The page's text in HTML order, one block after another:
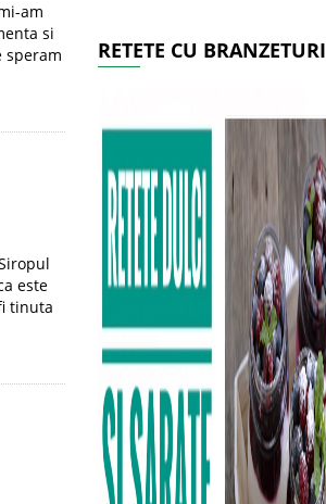
am
si
speram
este
tinuta
RETETE CU BRANZETURI